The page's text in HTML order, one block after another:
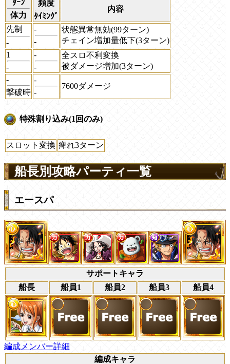
ﾀｰﾝ
体力
頻度
ﾀｲﾐﾝｸﾞ
内容
先制
-
-
-
状態異常無効(99ターン)
チェイン増加量低下(3ターン)
1
-
-
-
全スロ不利変換
被ダメージ増加(3ターン)
-
撃破時
-
-
7600ダメージ
特殊割り込み(1回のみ)
スロット変換 痺れ3ターン
船長別攻略パーティ一覧
エースパ
サポートキャラ
船長
船員1 船員2 船員3 船員4
編成メンバー詳細
編成キャラ